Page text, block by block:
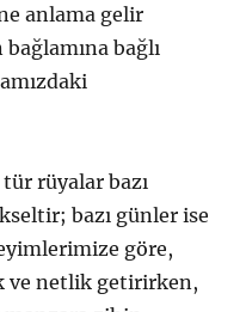
anlama gelir
bağlı
rüyalar bazı
bazı günler ise
göre,
ve netlik getirirken,